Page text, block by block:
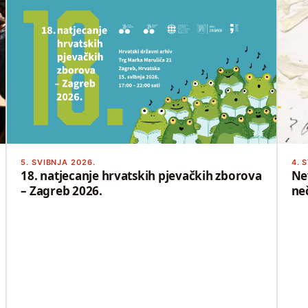
5. SVIBNJA 2026.
18. natjecanje hrvatskih pjevačkih zborova
– Zagreb 2026.
4.